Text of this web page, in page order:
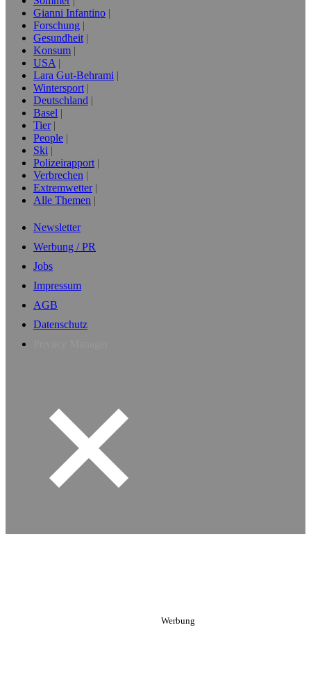
Gianni Infantino
Forschung
Gesundheit
Konsum
USA
Lara Gut-Behrami
Wintersport
Deutschland
Basel
Tier
People
Ski
Polizeirapport
Verbrechen
Extremwetter
Alle Themen
Newsletter
Werbung / PR
Jobs
Impressum
AGB
Datenschutz